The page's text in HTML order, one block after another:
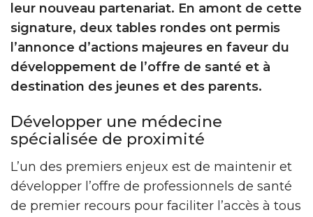
leur nouveau partenariat. En amont de cette
signature, deux tables rondes ont permis
l’annonce d’actions majeures en faveur du
développement de l’offre de santé et à
destination des jeunes et des parents.
Développer une médecine
spécialisée de proximité
L’un des premiers enjeux est de maintenir et
développer l’offre de professionnels de santé
de premier recours pour faciliter l’accès à tous